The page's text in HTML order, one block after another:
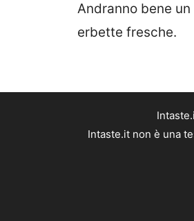
Andranno bene
erbette fresche.
Intaste.it non è una